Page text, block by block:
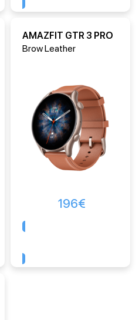
AMAZFIT GTR 3 PRO
Brow Leather
196€